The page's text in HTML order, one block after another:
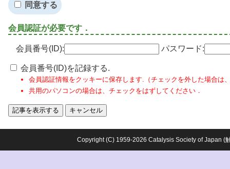
同意する
会員認証が必要です．
会員番号(ID): パスワード:
会員番号(ID)を記録する.
会員認証情報をクッキーに保存します.（チェックを外した場合は
共用のパソコンの場合は、チェックをはずしてください．
Copyright (C) 1959-2026 Catalysis Society of Japan (